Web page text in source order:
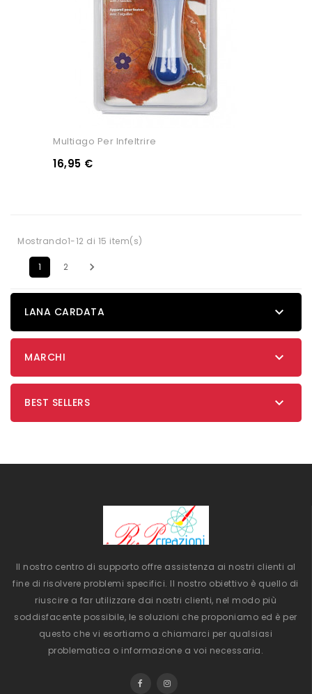
Multiago Per Infeltrire
16,95 €
Mostrando1-12 di 15 item(s)
1 2 
LANA CARDATA 
MARCHI 
BEST SELLERS 
Il nostro centro di supporto offre assistenza ai nostri clienti al
fine di risolvere problemi specifici. Il nostro obiettivo è quello di
riuscire a far utilizzare dai nostri clienti, nel modo più
soddisfacente possibile, le soluzioni che proponiamo ed è per
questo che vi esortiamo a chiamarci per qualsiasi
problematica o informazione a voi necessaria.